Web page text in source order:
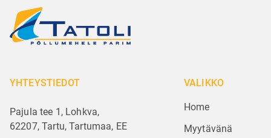
YHTEYSTIEDOT
Pajula tee 1, Lohkva,
62207, Tartu, Tartumaa, EE
VALIKKO
Home
Myytävänä